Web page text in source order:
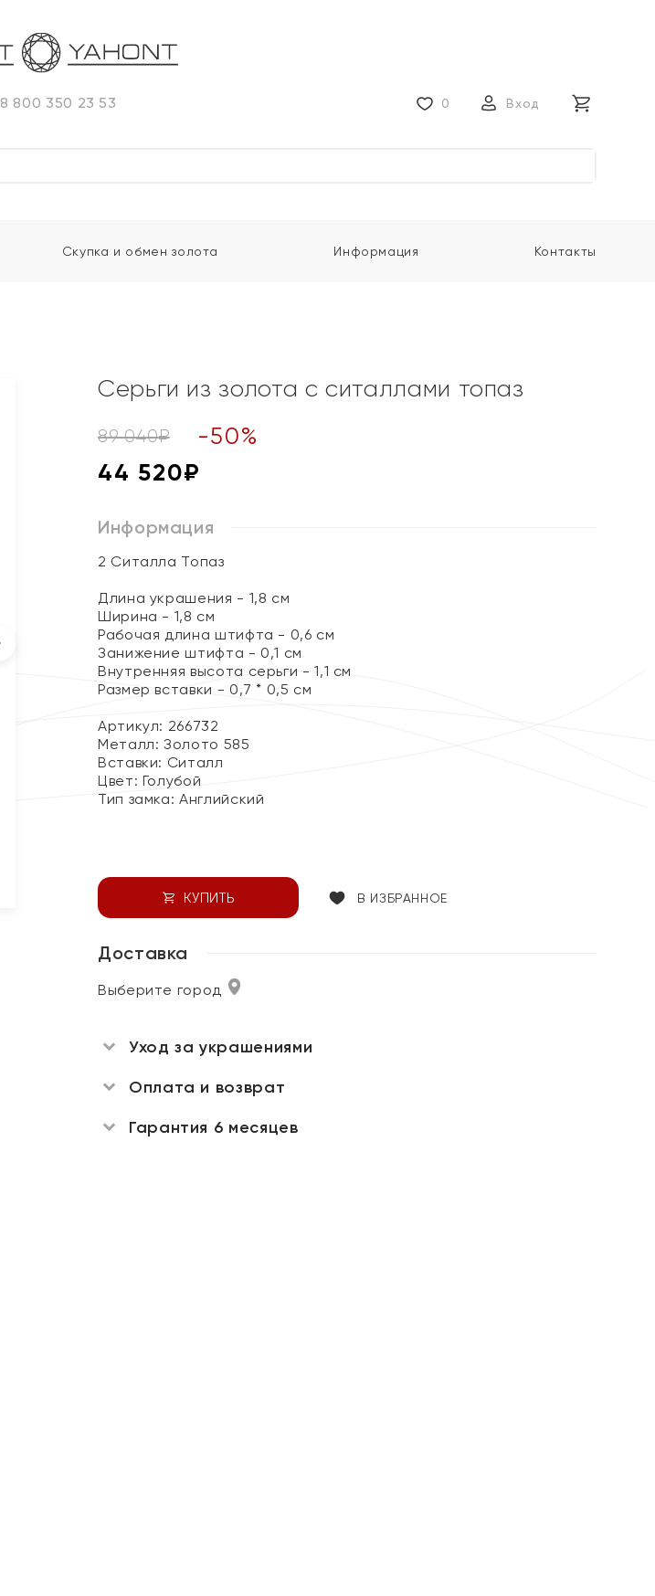
8 800 350 23 53 0 Вход
Скупка и обмен золота Информация Контакты
Серьги из золота с ситаллами топаз
89 040₽ -50%
44 520₽
Информация
2 Ситалла Топаз
Длина украшения - 1,8 см
Ширина - 1,8 см
Рабочая длина штифта - 0,6 см
Занижение штифта - 0,1 см
Внутренняя высота серьги - 1,1 см
Размер вставки - 0,7 * 0,5 см
Артикул: 266732
Металл:Золото 585
Вставки: Ситалл
Цвет: Голубой
Тип замка:Английский
КУПИТЬ В ИЗБРАННОЕ
Доставка
Выберите город
Уход за украшениями
Оплата и возврат
Гарантия 6 месяцев